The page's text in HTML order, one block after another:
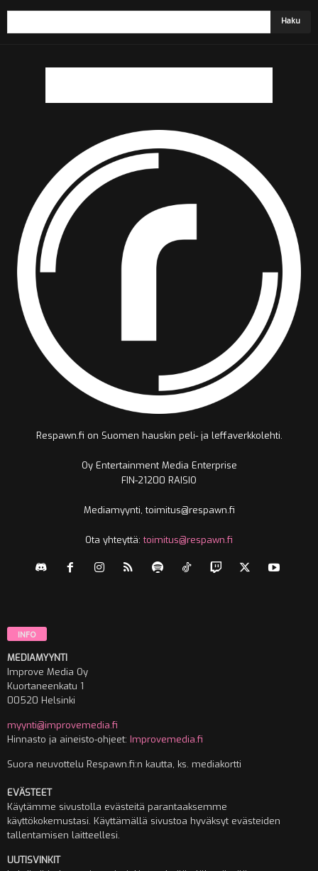
Respawn.fi on Suomen hauskin peli- ja leffaverkkolehti.
Oy Entertainment Media Enterprise
FIN-21200 RAISIO
Mediamyynti, toimitus@respawn.fi
Ota yhteyttä:toimitus@respawn.fi
INFO
MEDIAMYYNTI
Improve Media Oy
Kuortaneenkatu 1
00520 Helsinki
myynti@improvemedia.fi
Hinnasto ja aineisto-ohjeet: Improvemedia.fi
Suora neuvottelu Respawn.fi:n kautta, ks. mediakortti
EVÄSTEET
Käytämme sivustolla evästeitä parantaaksemme
käyttökokemustasi. Käyttämällä sivustoa hyväksyt evästeiden
tallentamisen laitteellesi.
UUTISVINKIT